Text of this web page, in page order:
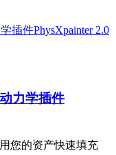
力学插件
您的资产快速填充